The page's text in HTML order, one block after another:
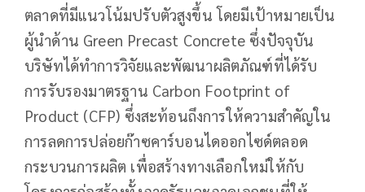
ตลาดที่มีแนวโน้มปรับตัวสูงขึ้น โดยมีเป้าหมายเป็น
ผู้นำด้าน Green Precast Concrete ซึ่งปัจจุบัน
บริษัทได้ทำการวิจัยและพัฒนาผลิตภัณฑ์ที่ได้รับ
การรับรองมาตรฐาน Carbon Footprint of
Product (CFP) ซึ่งสะท้อนถึงการให้ความสำคัญใน
การลดการปล่อยก๊าซคาร์บอนไดออกไซด์ตลอด
กระบวนการผลิต เพื่อสร้างทางเลือกใหม่ให้กับ